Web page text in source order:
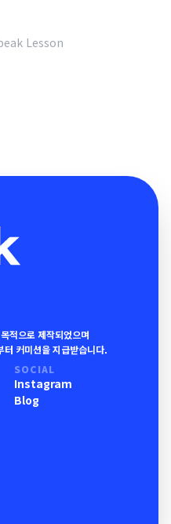
Lesson
적으로 제작되었으며
커미션을 지급받습니다.
SOCIAL
Instagram
Blog